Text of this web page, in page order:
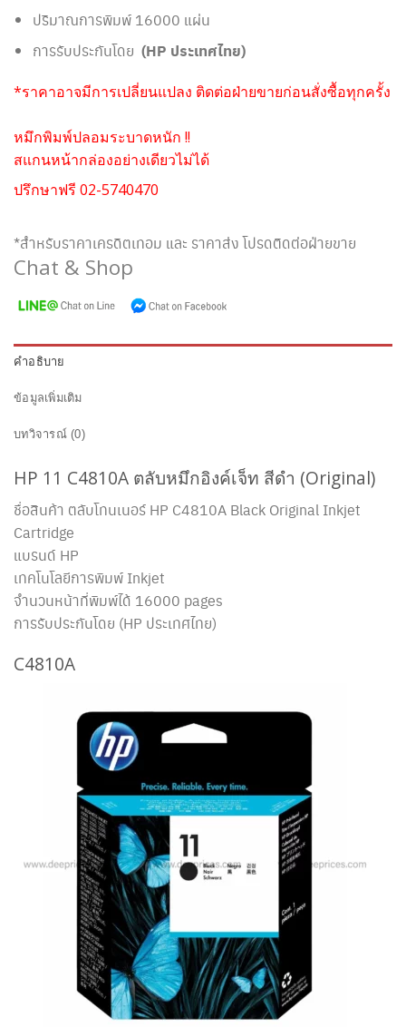
ปริมาณการพิมพ์ 16000 แผ่น
การรับประกันโดย (HP ประเทศไทย)
*ราคาอาจมีการเปลี่ยนแปลง ติดต่อฝ่ายขายก่อนสั่งซื้อทุกครั้ง
หมึกพิมพ์ปลอมระบาดหนัก !!
สแกนหน้ากล่องอย่างเดียวไม่ได้
ปรึกษาฟรี 02-5740470
*สำหรับราคาเครดิตเทอม และ ราคาส่ง โปรดติดต่อฝ่ายขาย
Chat & Shop
คำอธิบาย
ข้อมูลเพิ่มเติม
บทวิจารณ์ (0)
HP 11 C4810A ตลับหมึกอิงค์เจ็ท สีดำ (Original)
ชื่อสินค้า ตลับโทนเนอร์ HP C4810A Black Original Inkjet
Cartridge
แบรนด์ HP
เทคโนโลยีการพิมพ์ Inkjet
จำนวนหน้าที่พิมพ์ได้ 16000 pages
การรับประกันโดย (HP ประเทศไทย)
C4810A